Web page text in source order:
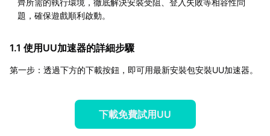
齊所需的執行環境，徹底解決安裝受阻、登入失敗等相容性問
題，確保遊戲順利啟動。
1.1 使用UU加速器的詳細步驟
第一步：透過下方的下載按鈕，即可用最新安裝包安裝UU加速器。
下載免費試用UU